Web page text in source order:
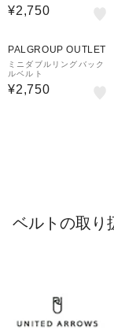
¥2,750
PALGROUP OUTLET
ミニダブルリングバック
ルベルト
¥2,750
ベルトの取り